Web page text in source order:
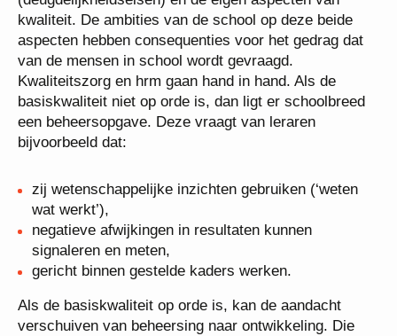
kwaliteit. De ambities van de school op deze beide
aspecten hebben consequenties voor het gedrag dat
van de mensen in school wordt gevraagd.
Kwaliteitszorg en hrm gaan hand in hand. Als de
basiskwaliteit niet op orde is, dan ligt er schoolbreed
een beheersopgave. Deze vraagt van leraren
bijvoorbeeld dat:
zij wetenschappelijke inzichten gebruiken (‘weten
wat werkt’),
negatieve afwijkingen in resultaten kunnen
signaleren en meten,
gericht binnen gestelde kaders werken.
Als de basiskwaliteit op orde is, kan de aandacht
verschuiven van beheersing naar ontwikkeling. Die